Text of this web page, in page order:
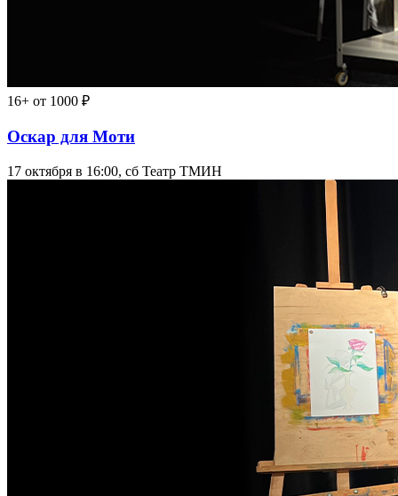
16+ от 1000 ₽
Оскар для Моти
17 октября в 16:00, сб Театр ТМИН